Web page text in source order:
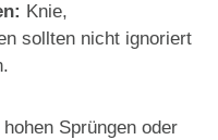
Knie,
sollten nicht ignoriert
Sprüngen oder